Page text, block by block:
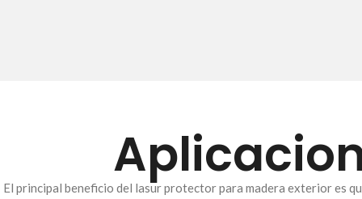
El principal beneficio del lasur protector para madera exterior es